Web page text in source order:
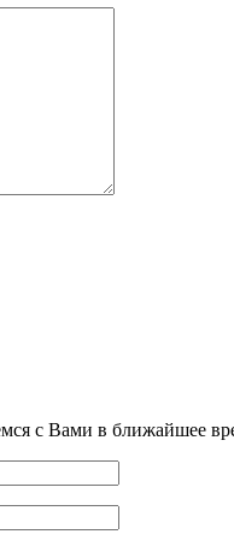
с Вами в ближайшее